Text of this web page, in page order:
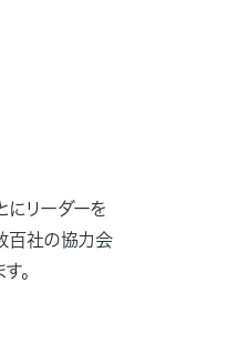
にリーダーを
百社の協力会
。